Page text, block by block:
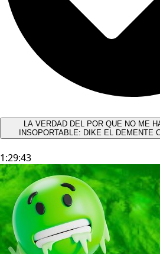
LA VERDAD DEL POR QUE NO ME
INSOPORTABLE: DIKE EL DEMENTE
1:29:43